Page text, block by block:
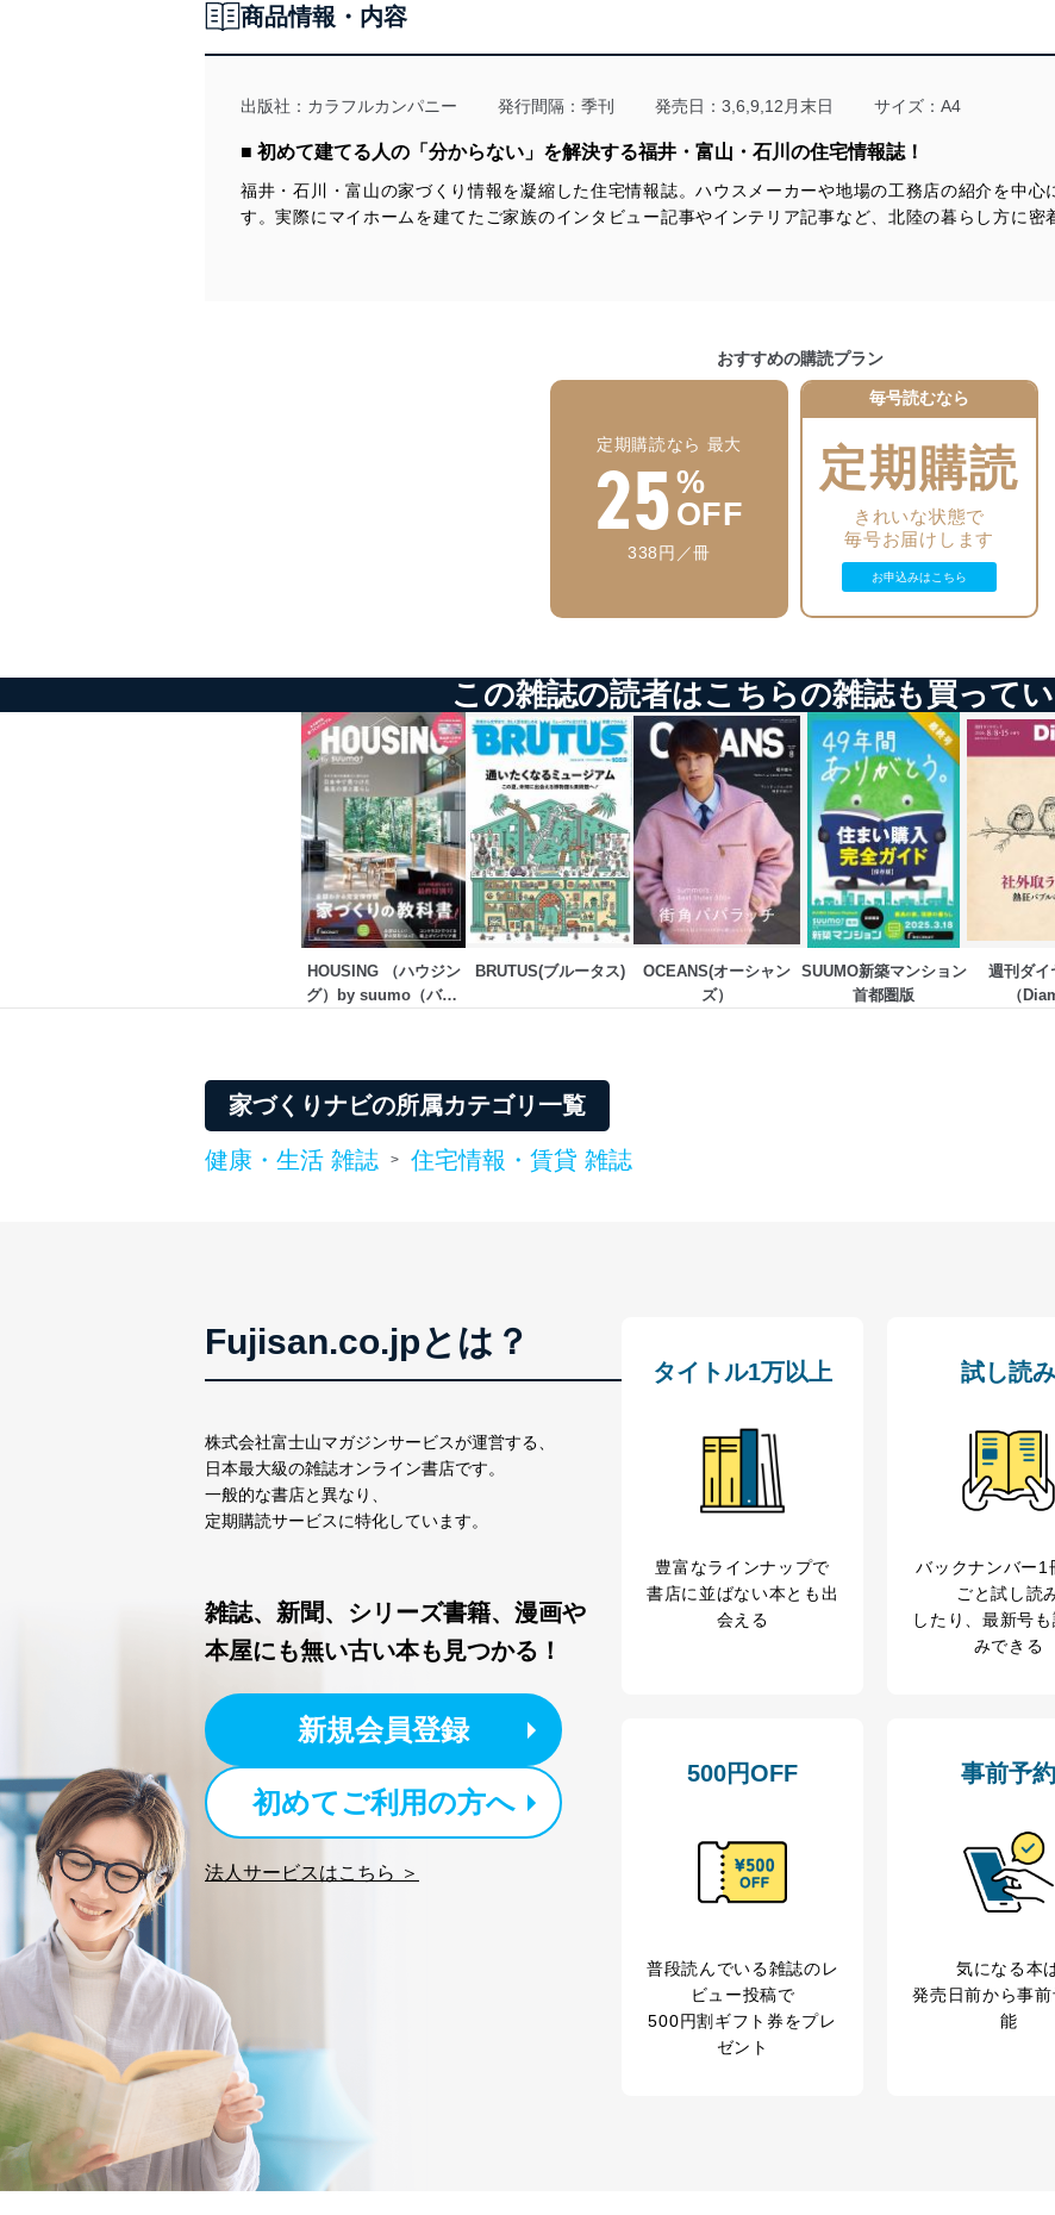
法令遵守
令及びその他の規範を常に適合させます。
個人情報の安全管理措置
当社は、個人情報の正確性及び安全性を確保するために、下記セキュリティ対策をはじめとする
漏えい、滅失またはき損の防止及び是正に努めます。
機器に標準装備されているユーザー制御機能（ユーザーアカウント制御）により、個人情報
個人データを取り扱う機器等のオペレーティングシステムを最新の状態に保持しています。
個人データを取り扱う機器等にセキュリティ対策ソフトウェア等を導入し、自動更新 機能等
当社は、内部監査及びマネジメントレビューの機会を通じて、個人情報保護マネジメントシステ
の状態を維持します。
苦情及び相談受付け窓口
貴殿の個人情報及び当社の個人情報保護マネジメントシステムに関するご相談及び苦情について
適切、かつ迅速に対応させていただきます。
株式会社富士山マガジンサービス 個人情報問い合わせ係
TEL：0570-200-223
FAX：03-5459-7073
e-mail：
cs@fujisan.co.jp
改訂：2025年2月20日
代表取締役会長 西野 伸一郎
個人情報の取扱いについて
１．個人情報保護管理者
代表取締役会長 西野 伸一郎
個人情報保護管理者: 経営管理グループディレクター 前田 嘉也
当社が取り扱う開示対象個人情報の利用目的は次のとおりです。
No
利用目的
当社の定期購読サービス等をご利用の方の個
人情報
ｅメール等による商品、サービス、キャンペー
個人が特定できない形で取得した閲覧履歴や購
味・嗜好に
応じた新商品・サービスに関する広告のため
3 当社カスタマーQ＆Aサービス利用者
採用選考、ご連絡のため
5
当社の従業者の個人情報
6
パートナー（提携企業）からの委託により当
社の
提携企業及びお客様がご購入された商品の発売
サービス、キャンペーン等の広告に関するご案内
お問い合わせ対応、トラブル対処、オペレーター
その他当社のプライバシーポリシー等にて公表
※上記の利用目的のうちNo.1～5については保有個人データ（開示対象個人情報）の利用目的で
当社は、取得した個人情報を適切に管理し､あらかじめ本人の同意を得ることなく第三者に提供す
次の場合は除きます。
商品情報・内容
出版社： カラフルカンパニー 発行間隔：季刊 発売日：3,6,9,12月末日 サイズ：A4
■ 初めて建てる人の「分からない」を解決する福井・富山・石川の住宅情報誌！
福井・石川・富山の家づくり情報を凝縮した住宅情報誌。ハウスメーカーや地場の工務店の紹介を中心
す。実際にマイホームを建てたご家族のインタビュー記事やインテリア記事など、北陸の暮らし方に密
おすすめの購読プラン
定期購読なら 最大
25 %
OFF
338円／冊
毎号読むなら
定期購読
きれいな状態で
毎号お届けします
お申込みはこちら
この雑誌の読者はこちらの雑誌も買ってい
HOUSING （ハウジン
グ）by suumo（バイ
BRUTUS(ブルータス)
OCEANS(オーシャン
ズ）
SUUMO新築マンション
首都圏版
週刊ダイ
（
家づくりナビの所属カテゴリ一覧
健康・生活 雑誌 > 住宅情報・賃貸 雑誌
Fujisan.co.jpとは？
株式会社富士山マガジンサービスが運営する、
日本最大級の雑誌オンライン書店です。
一般的な書店と異なり、
定期購読サービスに特化しています。
雑誌、新聞、シリーズ書籍、漫画や
本屋にも無い古い本も見つかる！
新規会員登録
初めてご利用の方へ
法人サービスはこちら ＞
タイトル1万以上
豊富なラインナップで
書店に並ばない本とも出
会える
試し読み
バックナンバー1
ごと試し読
したり、最新号
みできる
500円OFF
普段読んでいる雑誌のレ
ビュー投稿で
500円割ギフト券をプレ
ゼント
事前予約
気になる本
発売日前から事
能